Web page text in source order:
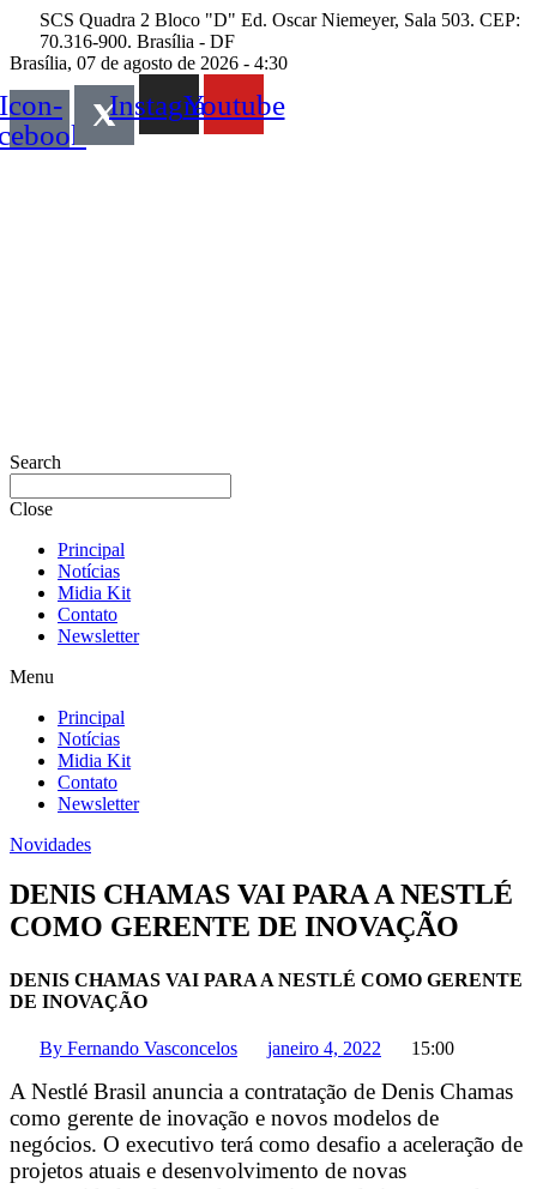
Skip
content
SCS Quadra 2 Bloco "D" Ed. Oscar Niemeyer, Sala 503. CEP:
70.316-900. Brasília - DF
Brasília, 07 de agosto de 2026 - 4:30
Icon-
InstagramYoutube
Search
Close
Principal
Notícias
Midia Kit
Contato
Newsletter
Menu
Principal
Notícias
Midia Kit
Contato
Newsletter
Novidades
DENIS CHAMAS VAI PARA A NESTLÉ
COMO GERENTE DE INOVAÇÃO
DENIS CHAMAS VAI PARA A NESTLÉ COMO GERENTE
DE INOVAÇÃO
By Fernando Vasconcelos janeiro 4, 2022 15:00
A Nestlé Brasil anuncia a contratação de Denis Chamas
como gerente de inovação e novos modelos de
negócios. O executivo terá como desafio a aceleração de
projetos atuais e desenvolvimento de novas